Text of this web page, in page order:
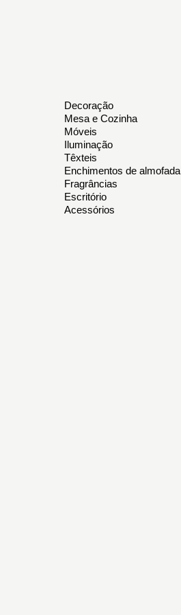
Decoração
Mesa e Cozinha
Móveis
Iluminação
Têxteis
Enchimentos de almofada
Fragrâncias
Escritório
Acessórios